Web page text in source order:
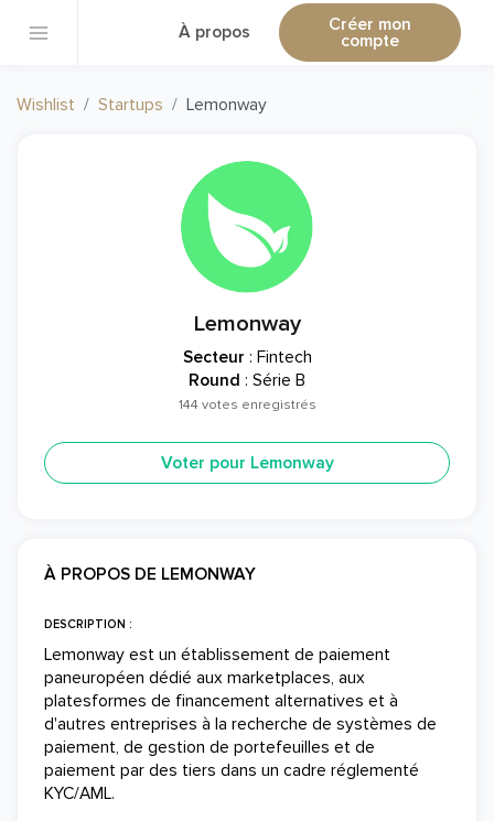
À propos Créer mon
compte
Wishlist Startups Lemonway
Lemonway
Secteur : Fintech
Round : Série B
144 votes enregistrés
Voter pour Lemonway
À PROPOS DE LEMONWAY
DESCRIPTION :
Lemonway est un établissement de paiement
paneuropéen dédié aux marketplaces, aux
platesformes de financement alternatives et à
d'autres entreprises à la recherche de systèmes de
paiement, de gestion de portefeuilles et de
paiement par des tiers dans un cadre réglementé
KYC/AML.